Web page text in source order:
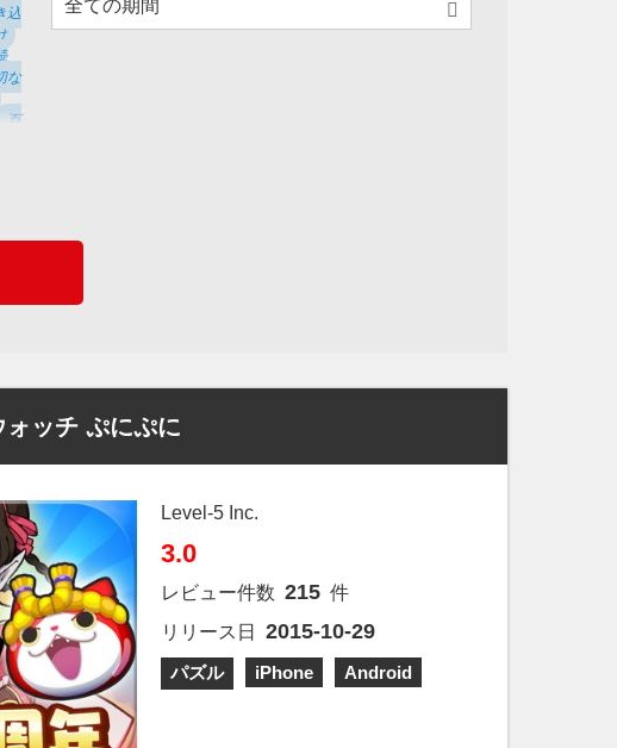
将
イ
ボ
込
な
百
ォッチ ぷにぷに
Level-5 Inc.
3.0
レビュー件数 215 件
リリース日
2015-10-29
パズル iPhone Android